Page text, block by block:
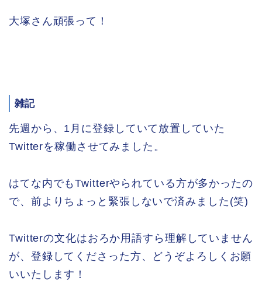
大塚さん頑張って！
雑記
先週から、1月に登録していて放置していた
Twitterを稼働させてみました。
はてな内でもTwitterやられている方が多かったの
で、前よりちょっと緊張しないで済みました(笑)
Twitterの文化はおろか用語すら理解していません
が、登録してくださった方、どうぞよろしくお願
いいたします！